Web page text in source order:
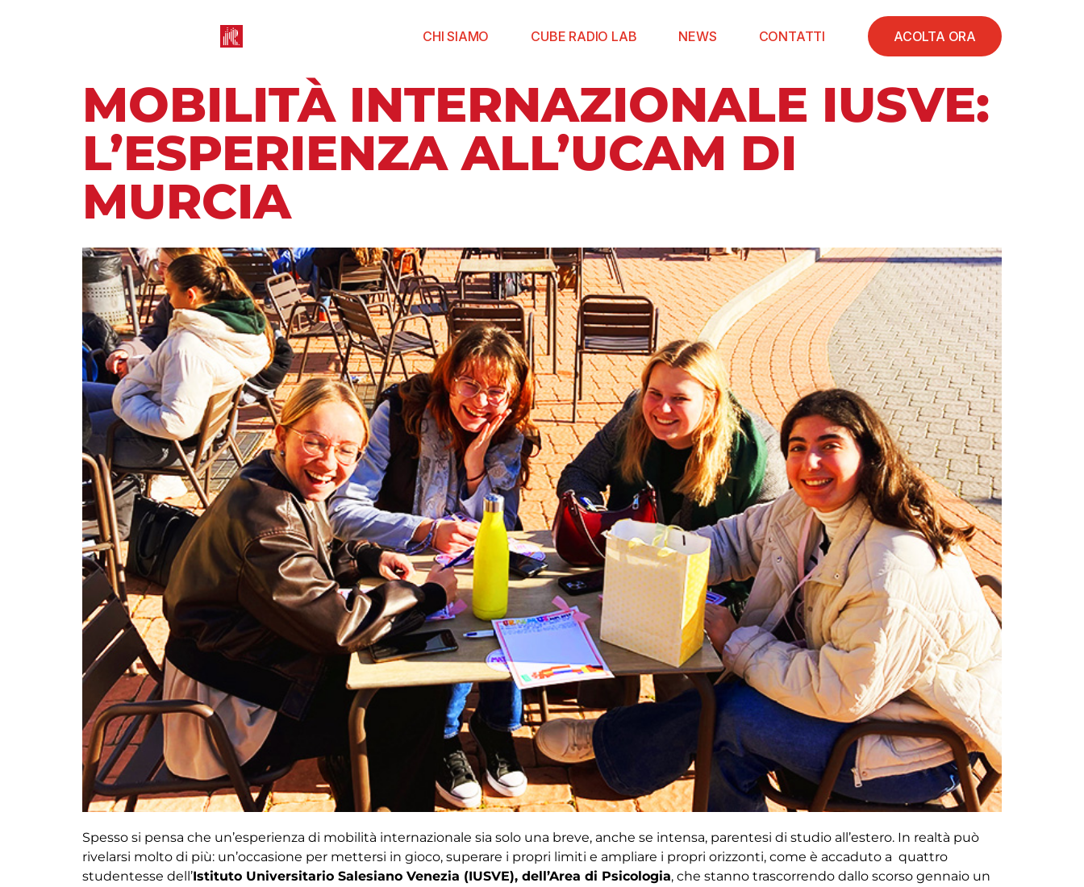
CHI SIAMO CUBE RADIO LAB NEWS CONTATTI ACOLTA ORA
MOBILITÀ INTERNAZIONALE IUSVE:
L’ESPERIENZA ALL’UCAM DI
MURCIA
Spesso si pensa che un’esperienza di mobilità internazionale sia solo una breve, anche se intensa, parentesi di studio all’estero. In realtà può
rivelarsi molto di più: un’occasione per mettersi in gioco, superare i propri limiti e ampliare i propri orizzonti, come è accaduto a quattro
studentesse dell’Istituto Universitario Salesiano Venezia (IUSVE), dell’Area di Psicologia, che stanno trascorrendo dallo scorso gennaio un